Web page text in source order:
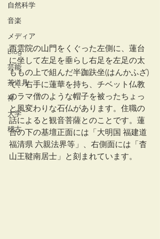
自然科学
音楽
メディア
blog
芸能
茶道具
禅
大学
稽古
西雲院の山門をくぐった左側に、蓮台
に坐して左足を垂らし右足を左足の太
ももの上で組んだ半跏趺坐(はんかふざ)
で、右手に蓮華を持ち、チベット仏教
のラマ僧のような帽子を被ったちょっ
と風変わりな石仏があります。住職の
話によると観音菩薩とのことです。蓮
台の下の基壇正面には「大明国 福建道
福清県 六親法界等」、右側面には「杳
山王鞬南居士」と刻まれています。